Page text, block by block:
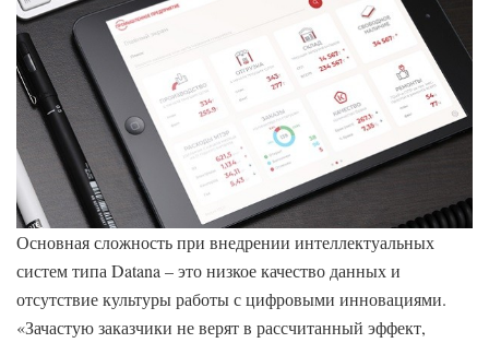
Основная сложность при внедрении интеллектуальных
систем типа Datana – это низкое качество данных и
отсутствие культуры работы с цифровыми инновациями.
«Зачастую заказчики не верят в рассчитанный эффект,